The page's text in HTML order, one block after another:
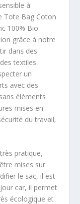
à
Tote Bag Coton
100% Bio.
grâce à notre
dans des
textiles
un
avec des
éléments
mises en
du travail,
pratique,
mises sur
le sac, il est
car, il permet
écologique et